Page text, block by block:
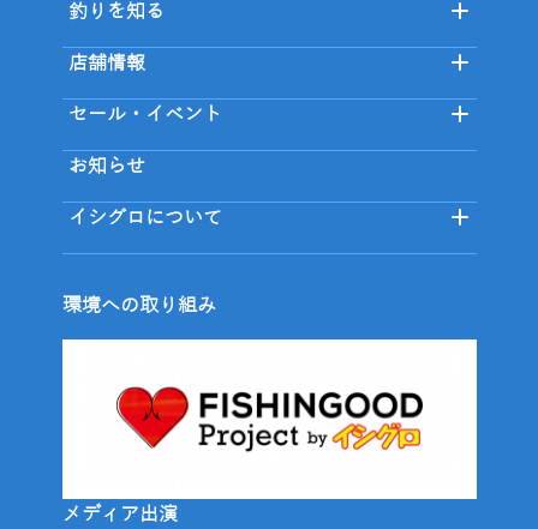
釣りを知る
店舗情報
セール・イベント
お知らせ
イシグロについて
環境への取り組み
メディア出演